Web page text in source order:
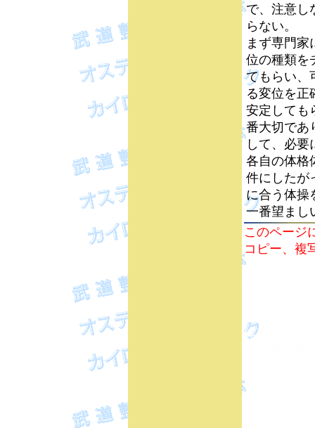
で、注意し
らない。
まず専門家
位の種類を
てもらい、
る変位を正
安定しても
番大切であ
して、必要
各自の体格
件にしたが
に合う体操
一番望まし
このページ
コピー、複
体整体整体
整体整体整